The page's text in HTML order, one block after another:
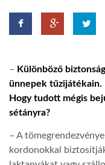
A NAP SZÉPE
LINKTR.EE
– Különböző
ünnepek tűzijátékain.
Hogy tudott mégis
sétányra?
– A
kordonokkal